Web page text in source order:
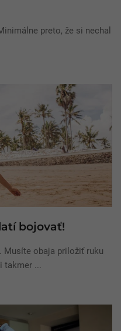
preto, že si nechal
bojovať!
Musíte obaja priložiť ruku
takmer ...